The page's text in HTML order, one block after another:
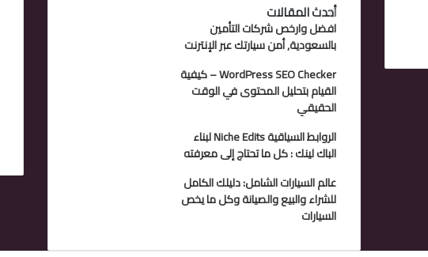
أحدث المقالات
افضل وارخص شركات التأمين
بالسعودية, أمن سيارتك عبر الإنترنت
WordPress SEO Checker – كيفية
القيام بتحليل المحتوى في الوقت
الحقيقي
الروابط السياقية Niche Edits لبناء
الباك لينك : كل ما تحتاج إلى معرفته
عالم السيارات الشامل: دليلك الكامل
للشراء والبيع والصيانة وكل ما يخص
السيارات